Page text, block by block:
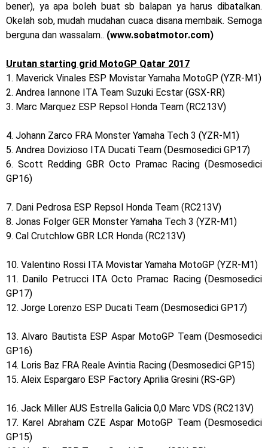
Ngabuburide Yamaha Wr 155 R, Para Bikers Menikmati
Indahnya Sore di Kota Medan
Impresi pertama Kawasaki Ninja ZX-4RR 2023 yang cuma
ada 2 dikota Medan !
Event Customaxi & Yard Built 2023 Resmi Dimulai !
Kawasaki Indonesia resmi merilis KLE500 dan KLE500 SE
model year 2026 !
Jumat, 7 Agustus
bener), ya apa boleh buat sb balapan ya harus dibatalkan.
Okelah sob, mudah mudahan cuaca disana membaik. Semoga
berguna dan wassalam.. (www.sobatmotor.com)
Urutan starting grid MotoGP Qatar 2017
1. Maverick Vinales ESP Movistar Yamaha MotoGP (YZR-M1)
2. Andrea Iannone ITA Team Suzuki Ecstar (GSX-RR)
3. Marc Marquez ESP Repsol Honda Team (RC213V)
4. Johann Zarco FRA Monster Yamaha Tech 3 (YZR-M1)
5. Andrea Dovizioso ITA Ducati Team (Desmosedici GP17)
6. Scott Redding GBR Octo Pramac Racing (Desmosedici
GP16)
7. Dani Pedrosa ESP Repsol Honda Team (RC213V)
8. Jonas Folger GER Monster Yamaha Tech 3 (YZR-M1)
9. Cal Crutchlow GBR LCR Honda (RC213V)
10. Valentino Rossi ITA Movistar Yamaha MotoGP (YZR-M1)
11. Danilo Petrucci ITA Octo Pramac Racing (Desmosedici
GP17)
12. Jorge Lorenzo ESP Ducati Team (Desmosedici GP17)
13. Alvaro Bautista ESP Aspar MotoGP Team (Desmosedici
GP16)
14. Loris Baz FRA Reale Avintia Racing (Desmosedici GP15)
15. Aleix Espargaro ESP Factory Aprilia Gresini (RS-GP)
16. Jack Miller AUS Estrella Galicia 0,0 Marc VDS (RC213V)
17. Karel Abraham CZE Aspar MotoGP Team (Desmosedici
GP15)